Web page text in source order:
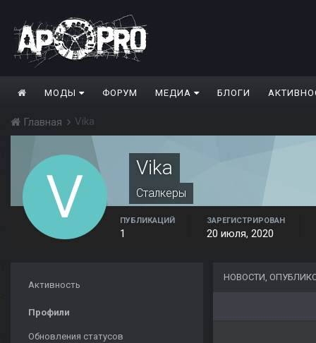
МОДЫ ФОРУМ МЕДИА БЛОГИ
Главная Vika
Vika
Сталкеры
ПУБЛИКАЦИЙ
1
ЗАРЕГИСТРИРОВАН
20 июля, 2020
Активность
Профили
Обновления статусов
НОВОСТИ,